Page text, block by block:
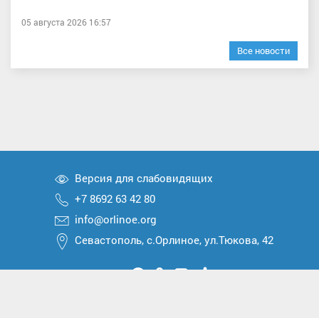
05 августа 2026 16:57
Все новости
Версия для слабовидящих
+7 8692 63 42 80
info@orlinoe.org
Севастополь, с.Орлиное, ул.Тюкова, 42
МыМыМыМыМы